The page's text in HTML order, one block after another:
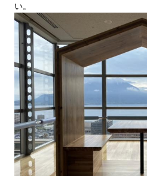
い。